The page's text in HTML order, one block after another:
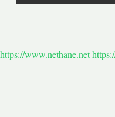
https://www.nethane.net